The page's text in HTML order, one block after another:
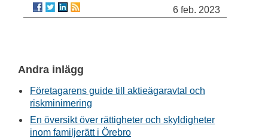
6 feb. 2023
Andra inlägg
Företagarens guide till aktieägaravtal och
riskminimering
En översikt över rättigheter och skyldigheter
inom familjerätt i Örebro